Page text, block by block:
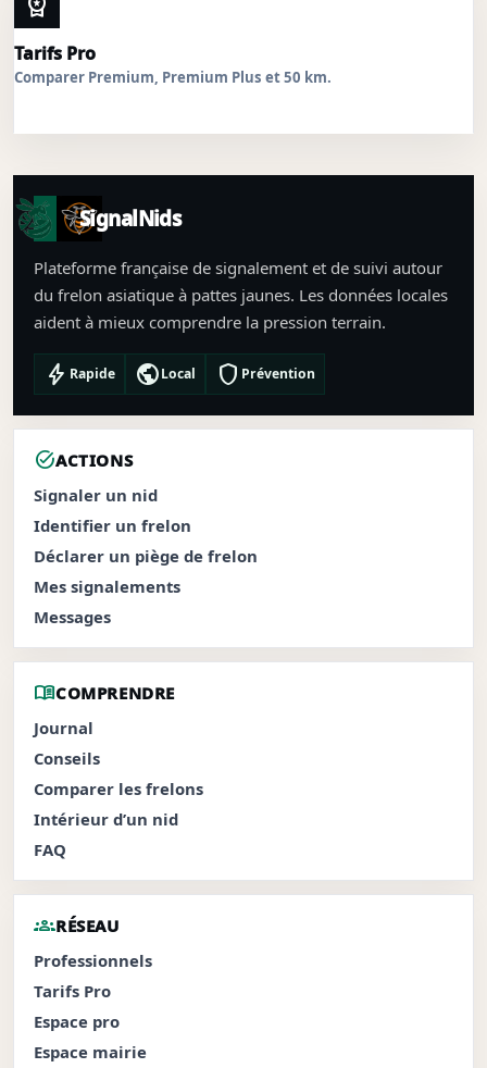
Tarifs Pro
Comparer Premium, Premium Plus et 50 km.
SignalNids
Plateforme française de signalement et de suivi autour
du frelon asiatique à pattes jaunes. Les données locales
aident à mieux comprendre la pression terrain.
bolt Rapide publicLocal shield Prévention
task_altACTIONS
Signaler un nid
Identifier un frelon
Déclarer un piège de frelon
Mes signalements
Messages
menu_bookCOMPRENDRE
Journal
Conseils
Comparer les frelons
Intérieur d’un nid
FAQ
groupsRÉSEAU
Professionnels
Tarifs Pro
Espace pro
Espace mairie